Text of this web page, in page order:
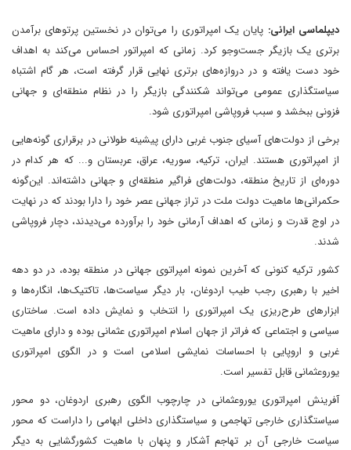
دیپلماسی ایرانی: پایان یک امپراتوری را می‌توان در نخستین پرتوهای برآمدن
برتری یک بازیگر جست‌وجو کرد. زمانی که امپراتور احساس می‌کند به اهداف
خود دست یافته و در دروازه‌های برتری نهایی قرار گرفته است، هر گام اشتباه
سیاستگذاری عمومی می‌تواند شکنندگی بازیگر را در نظام منطقه‌ای و جهانی
فزونی ببخشد و سبب فروپاشی امپراتوری شود.
برخی از دولت‌های آسیای جنوب غربی دارای پیشینه طولانی در برقراری گونه‌هایی
از امپراتوری هستند. ایران، ترکیه، سوریه، عراق، عربستان و... که هر کدام در
دوره‌ای از تار‌یخ منطقه، دولت‌های فراگیر منطقه‌ای و جهانی داشته‌اند. این‌گونه
حکمرانی‌ها ماهیت دولت ملت در تراز جهانی عصر خود را دارا بودند که در نهایت
در اوج قدرت و زمانی که اهداف آرمانی خود را برآورده می‌دیدند، دچار فروپاشی
شدند.
کشور ترکیه کنونی که آخرین نمونه امپراتوی جهانی در منطقه بوده، در دو دهه
اخیر با رهبری رجب طیب اردوغان، بار دیگر سیاست‌ها، تاکتیک‌ها، انگاره‌ها و
ابزارهای طرح‌ریزی یک امپراتوری را انتخاب و نمایش داده است. ساختاری
سیاسی و اجتماعی که فراتر از جهان اسلام امپراتوری عثمانی بوده و دارای ماهیت
غربی و اروپایی با احساسات نمایشی اسلامی است و در الگوی امپراتوری
یوروعثمانی قابل تفسیر است.
آفرینش امپراتوری یوروعثمانی در چارچوب الگوی رهبری اردوغان، دو محور
سیاستگذاری خارجی تهاجمی و سیاستگذاری داخلی ابهامی را داراست که محور
سیاست خارجی آن بر تهاجم آشکار و پنهان با ماهیت کشورگشایی به دیگر